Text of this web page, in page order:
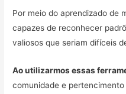
Por meio do aprendizado de
capazes de reconhecer
valiosos que seriam difíceis
Ao utilizarmos essas
comunidade e